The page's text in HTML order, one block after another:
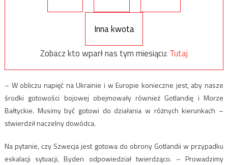
Inna kwota
Zobacz kto wparł nas tym miesiącu: Tutaj
– W obliczu napięć na Ukrainie i w Europie konieczne jest, aby nasze
środki gotowości bojowej obejmowały również Gotlandię i Morze
Bałtyckie. Musimy być gotowi do działania w różnych kierunkach –
stwierdził naczelny dowódca.
Na pytanie, czy Szwecja jest gotowa do obrony Gotlandii w przypadku
eskalacji sytuacji, Byden odpowiedział twierdząco. – Prowadzimy